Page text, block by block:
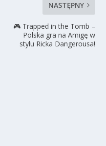
NASTĘPNY
🎮 Trapped in the Tomb –
Polska gra na Amigę w
stylu Ricka Dangerousa!